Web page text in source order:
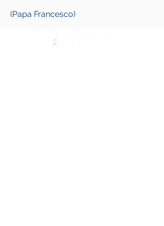
(Papa Francesco)